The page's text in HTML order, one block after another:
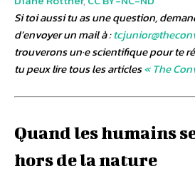
Si toi aussi tu as une question,
d’envoyer un mail à :
trouverons un·e scientifique pour te
tu peux lire tous les articles« The
Quand les humains
hors de la nature